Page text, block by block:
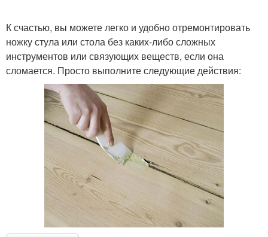
К счастью, вы можете легко и удобно отремонтировать
ножку стула или стола без каких-либо сложных
инструментов или связующих веществ, если она
сломается. Просто выполните следующие действия: